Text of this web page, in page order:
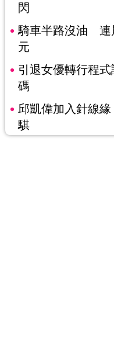
閃
騎車半路沒油 連
元
引退女優轉行程
碼
邱凱偉加入針線
騏